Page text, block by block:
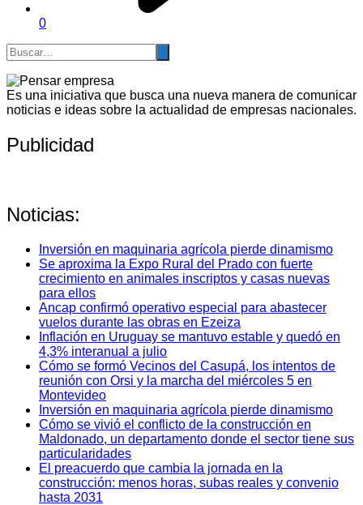
0
Es una iniciativa que busca una nueva manera de comunicar
noticias e ideas sobre la actualidad de empresas nacionales.
Publicidad
Noticias:
Inversión en maquinaria agrícola pierde dinamismo
Se aproxima la Expo Rural del Prado con fuerte
crecimiento en animales inscriptos y casas nuevas
para ellos
Ancap confirmó operativo especial para abastecer
vuelos durante las obras en Ezeiza
Inflación en Uruguay se mantuvo estable y quedó en
4,3% interanual a julio
Cómo se formó Vecinos del Casupá, los intentos de
reunión con Orsi y la marcha del miércoles 5 en
Montevideo
Inversión en maquinaria agrícola pierde dinamismo
Cómo se vivió el conflicto de la construcción en
Maldonado, un departamento donde el sector tiene sus
particularidades
El preacuerdo que cambia la jornada en la
construcción: menos horas, subas reales y convenio
hasta 2031